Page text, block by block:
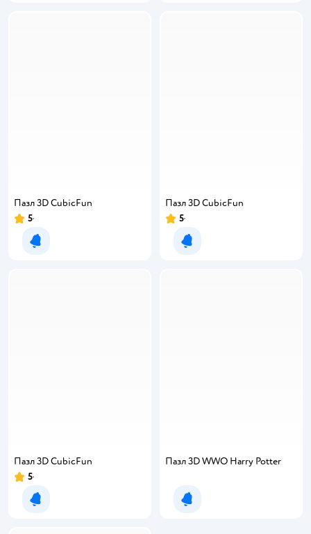
Пазл 3D CubicFun
5
Уведомить о появлении
Пазл 3D CubicFun
5
Уведомить о появлении
Пазл 3D CubicFun
5
Уведомить о появлении
Пазл 3D WWO Harry Potter
Уведомить о появлении